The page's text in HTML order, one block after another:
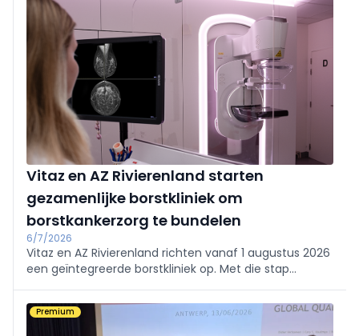
Vitaz en AZ Rivierenland starten
gezamenlijke borstkliniek om
borstkankerzorg te bundelen
6/7/2026
Vitaz en AZ Rivierenland richten vanaf 1 augustus 2026
een geïntegreerde borstkliniek op. Met die stap
borstkankerzorg in één gezamenlijk zorgprogramma.
Premium